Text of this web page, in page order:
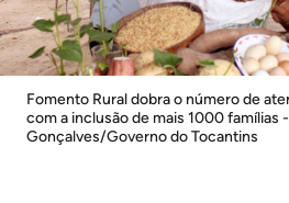
Fomento Rural dobra o número de
com a inclusão de mais 1000 famílias
Gonçalves/Governo do Tocantins